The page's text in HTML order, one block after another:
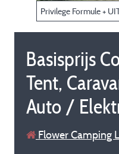
Basisprijs
Tent,
Auto /
Flower Camping